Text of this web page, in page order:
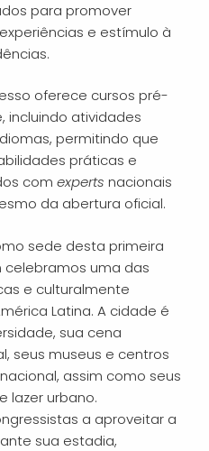
para promover
e estímulo à
oferece cursos pré-
incluindo atividades
permitindo que
práticas e
com experts nacionais
da abertura oficial.
sede desta primeira
uma das
e culturalmente
Latina. A cidade é
sua cena
seus museus e centros
assim como seus
lazer urbano.
a aproveitar a
sua estadia,